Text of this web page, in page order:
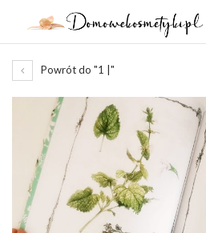
Powrót do "1 |"